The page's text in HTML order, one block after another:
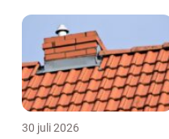
30 juli 2026